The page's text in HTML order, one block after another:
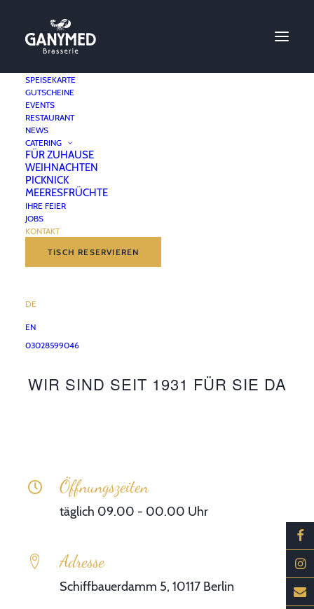
SPEISEKARTE
GUTSCHEINE
EVENTS
RESTAURANT
NEWS
CATERING
FÜR ZUHAUSE
WEIHNACHTEN
PICKNICK
MEERESFRÜCHTE
IHRE FEIER
JOBS
KONTAKT
TISCH RESERVIEREN
DE
EN
03028599046
WIR FREUEN UNS AUF IHREN
WIR SIND SEIT 1931 FÜR SIE DA
Öffnungszeiten
täglich 09.00 - 00.00 Uhr
Adresse
Schiffbauerdamm 5, 10117 Berlin